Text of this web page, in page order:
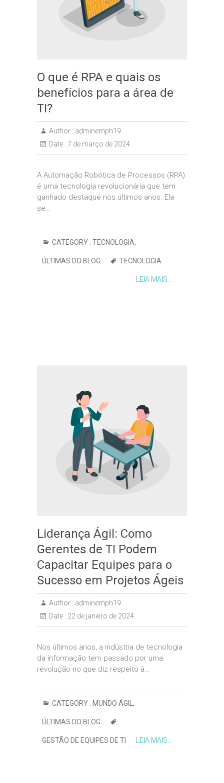
O que é RPA e quais os
benefícios para a área de
TI?
Author : adminemph19
Date : 7 de março de 2024
A Automação Robótica de Processos (RPA)
é uma tecnologia revolucionária que tem
ganhado destaque nos últimos anos. Ela
se…
CATEGORY : TECNOLOGIA,
ÚLTIMAS DO BLOG TECNOLOGIA
LEIA MAIS...
Liderança Ágil: Como
Gerentes de TI Podem
Capacitar Equipes para o
Sucesso em Projetos Ágeis
Author : adminemph19
Date : 22 de janeiro de 2024
Nos últimos anos, a indústria de tecnologia
da informação tem passado por uma
revolução no que diz respeito à…
CATEGORY : MUNDO ÁGIL ,
ÚLTIMAS DO BLOG
GESTÃO DE EQUIPES DE TI LEIA MAIS...